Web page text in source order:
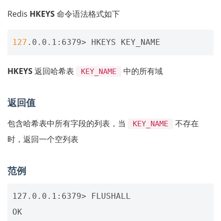
Redis HKEYS命令语法格式如下
127
HKEYS返回哈希表 KEY_NAME 中的所有域
返回值
包含哈希表中所有字段的列表，当 KEY_NAME
不存在
时，返回一个空列表
范例
127.0.0.1:6379> FLUSHALL
OK